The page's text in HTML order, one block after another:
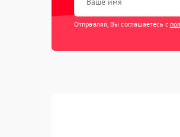
Отправляя, Вы соглашаетесь с